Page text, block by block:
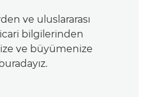
ve uluslararası
bilgilerinden
ve büyümenize